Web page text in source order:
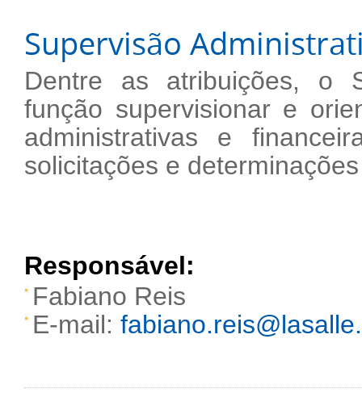
Supervisão
Dentre as atribuições, o
função supervisionar e
administrativas e
solicitações e
Responsável:
Fabiano Reis
E-mail: